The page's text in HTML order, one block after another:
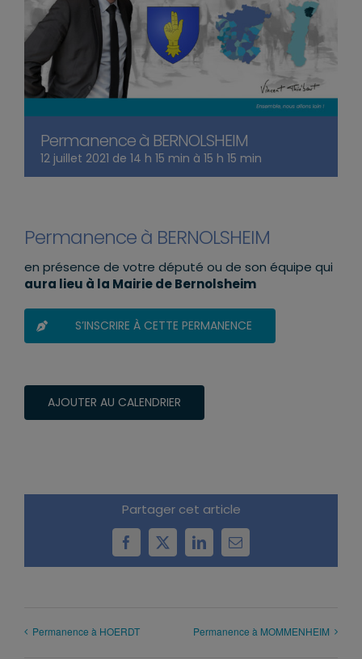
Permanence à BERNOLSHEIM
12 juillet 2021 de 14 h 15 min à 15 h 15 min
Permanence à BERNOLSHEIM
en présence de votre député ou de son équipe qui
aura lieu à la Mairie de Bernolsheim
S’INSCRIRE À CETTE PERMANENCE
AJOUTER AU CALENDRIER
Partager cet article
Facebook
X LinkedInEmail
Permanence à HOERDT Permanence à MOMMENHEIM